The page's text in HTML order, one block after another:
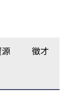
徵才